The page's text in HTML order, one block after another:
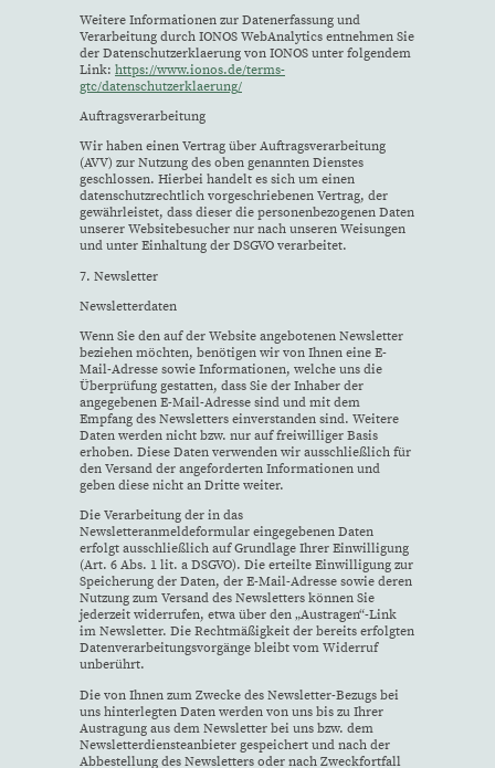
Weitere Informationen zur Datenerfassung und
Verarbeitung durch IONOS WebAnalytics entnehmen Sie
der Datenschutzerklaerung von IONOS unter folgendem
Link: https://www.ionos.de/terms-
gtc/datenschutzerklaerung/
Auftragsverarbeitung
Wir haben einen Vertrag über Auftragsverarbeitung
(AVV) zur Nutzung des oben genannten Dienstes
geschlossen. Hierbei handelt es sich um einen
datenschutzrechtlich vorgeschriebenen Vertrag, der
gewährleistet, dass dieser die personenbezogenen Daten
unserer Websitebesucher nur nach unseren Weisungen
und unter Einhaltung der DSGVO verarbeitet.
7. Newsletter
Newsletter­daten
Wenn Sie den auf der Website angebotenen Newsletter
beziehen möchten, benötigen wir von Ihnen eine E-
Mail-Adresse sowie Informationen, welche uns die
Überprüfung gestatten, dass Sie der Inhaber der
angegebenen E-Mail-Adresse sind und mit dem
Empfang des Newsletters einverstanden sind. Weitere
Daten werden nicht bzw. nur auf freiwilliger Basis
erhoben. Diese Daten verwenden wir ausschließlich für
den Versand der angeforderten Informationen und
geben diese nicht an Dritte weiter.
Die Verarbeitung der in das
Newsletteranmeldeformular eingegebenen Daten
erfolgt ausschließlich auf Grundlage Ihrer Einwilligung
(Art. 6 Abs. 1 lit. a DSGVO). Die erteilte Einwilligung zur
Speicherung der Daten, der E-Mail-Adresse sowie deren
Nutzung zum Versand des Newsletters können Sie
jederzeit widerrufen, etwa über den „Austragen“-Link
im Newsletter. Die Rechtmäßigkeit der bereits erfolgten
Datenverarbeitungsvorgänge bleibt vom Widerruf
unberührt.
Die von Ihnen zum Zwecke des Newsletter-Bezugs bei
uns hinterlegten Daten werden von uns bis zu Ihrer
Austragung aus dem Newsletter bei uns bzw. dem
Newsletterdiensteanbieter gespeichert und nach der
Abbestellung des Newsletters oder nach Zweckfortfall